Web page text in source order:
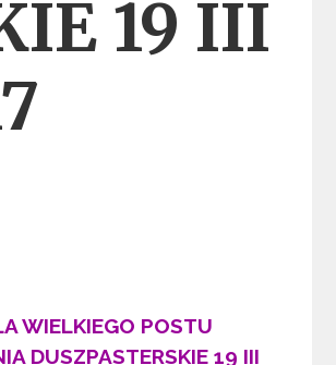
19 III
WIELKIEGO POSTU
DUSZPASTERSKIE 19 III